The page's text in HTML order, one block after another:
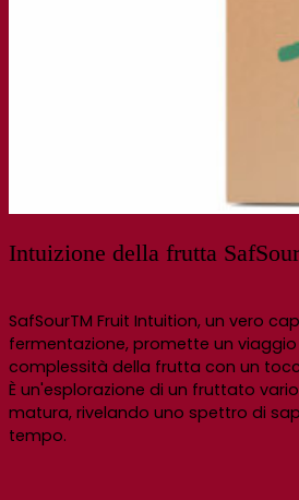
Intuizione della frutta SafSour
SafSourTM Fruit Intuition, un vero
fermentazione, promette un
complessità della frutta con un
È un'esplorazione di un fruttato
matura, rivelando uno spettro di
tempo.